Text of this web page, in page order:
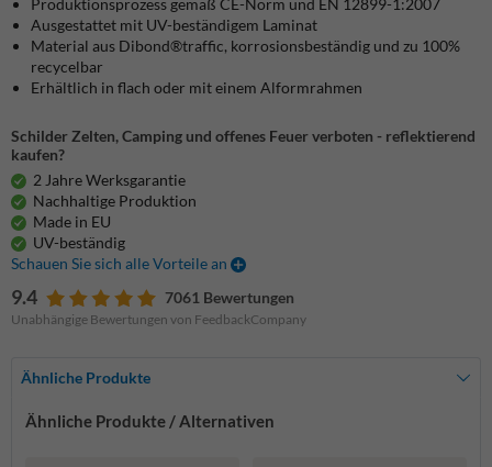
Produktionsprozess gemäß CE-Norm und EN 12899-1:2007
Ausgestattet mit UV-beständigem Laminat
Material aus Dibond®traffic, korrosionsbeständig und zu 100%
recycelbar
Erhältlich in flach oder mit einem Alformrahmen
Schilder Zelten, Camping und offenes Feuer verboten - reflektierend
kaufen?
2 Jahre Werksgarantie
Nachhaltige Produktion
Made in EU
UV-beständig
Schauen Sie sich alle Vorteile an
9.4 7061 Bewertungen
Unabhängige Bewertungen von FeedbackCompany
Ähnliche Produkte
Ähnliche Produkte / Alternativen